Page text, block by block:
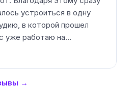
устроиться в одну
в которой прошел
уже работаю на…
→